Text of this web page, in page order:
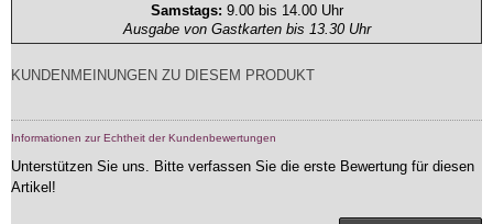
Samstags: 9.00 bis 14.00 Uhr
Ausgabe von Gastkarten bis 13.30 Uhr
KUNDENMEINUNGEN ZU DIESEM PRODUKT
Informationen zur Echtheit der Kundenbewertungen
Unterstützen Sie uns. Bitte verfassen Sie die erste Bewertung für diesen
Artikel!